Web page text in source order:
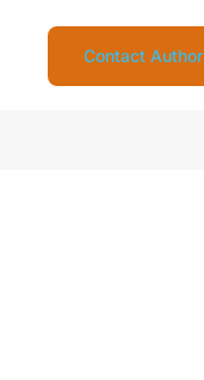
Contact Author